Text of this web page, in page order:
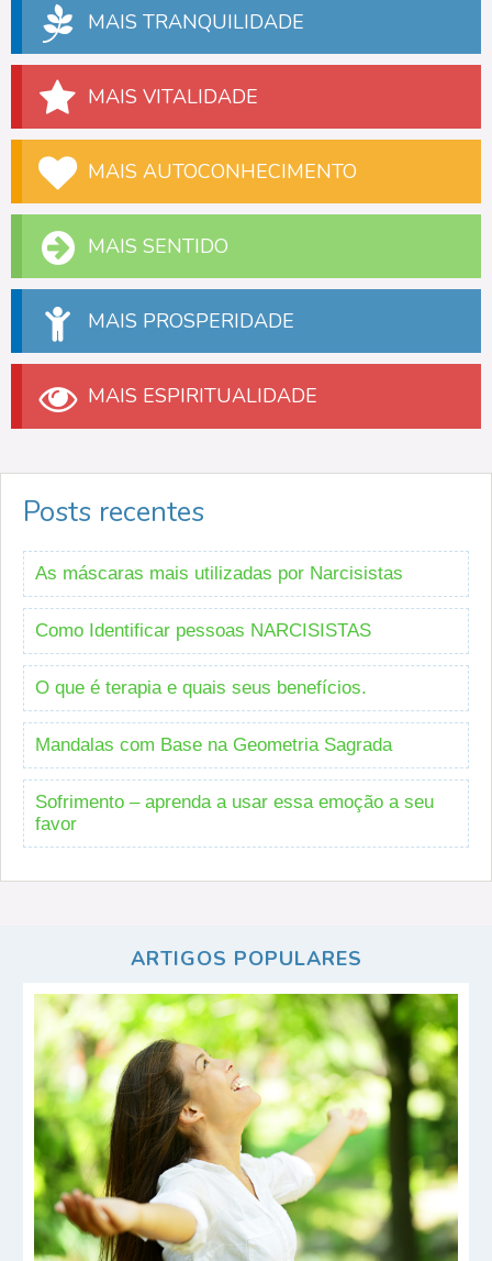
MAIS TRANQUILIDADE
MAIS VITALIDADE
MAIS AUTOCONHECIMENTO
MAIS SENTIDO
MAIS PROSPERIDADE
MAIS ESPIRITUALIDADE
Posts recentes
As máscaras mais utilizadas por Narcisistas
Como Identificar pessoas NARCISISTAS
O que é terapia e quais seus benefícios.
Mandalas com Base na Geometria Sagrada
Sofrimento – aprenda a usar essa emoção a seu
favor
ARTIGOS POPULARES